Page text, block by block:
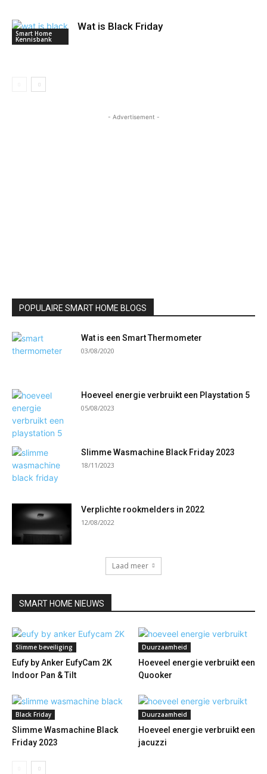
Smart Home
Kennisbank
Wat is Black Friday
- Advertisement -
POPULAIRE SMART HOME BLOGS
Wat is een Smart Thermometer
03/08/2020
Hoeveel energie verbruikt een Playstation 5
05/08/2023
Slimme Wasmachine Black Friday 2023
18/11/2023
Verplichte rookmelders in 2022
12/08/2022
Laad meer
SMART HOME NIEUWS
Slimme beveiliging
Eufy by Anker EufyCam 2K
Indoor Pan & Tilt
Duurzaamheid
Hoeveel energie verbruikt een
Quooker
Black Friday
Slimme Wasmachine Black
Friday 2023
Duurzaamheid
Hoeveel energie verbruikt een
jacuzzi